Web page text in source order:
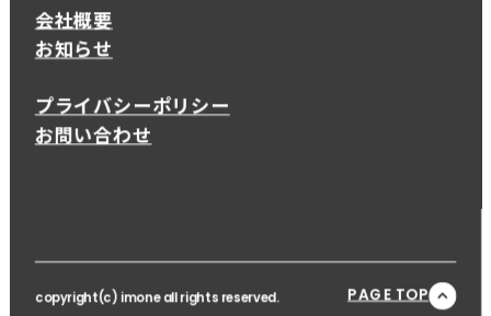
会社概要
お知らせ
プライバシーポリシー
お問い合わせ
copyright(c) imone all rights reserved. PAGE TOP